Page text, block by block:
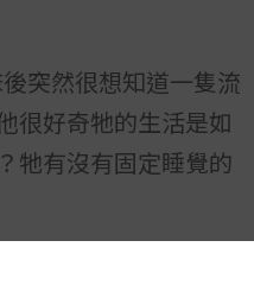
突然很想知道一隻流
很好奇牠的生活是如
牠有沒有固定睡覺的